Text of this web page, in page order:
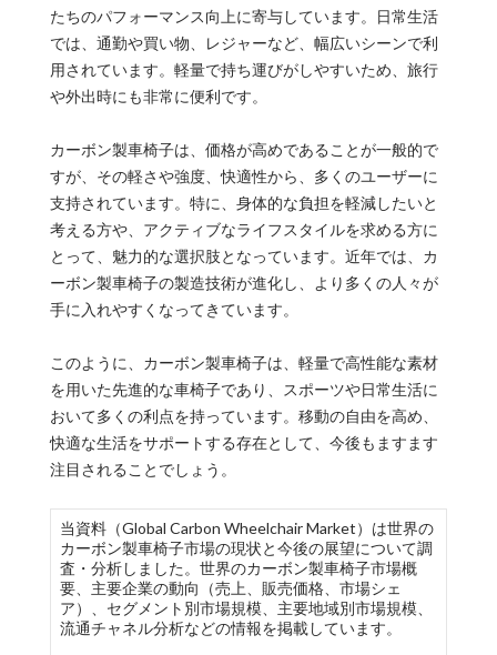
たちのパフォーマンス向上に寄与しています。日常生活
では、通勤や買い物、レジャーなど、幅広いシーンで利
用されています。軽量で持ち運びがしやすいため、旅行
や外出時にも非常に便利です。
カーボン製車椅子は、価格が高めであることが一般的で
すが、その軽さや強度、快適性から、多くのユーザーに
支持されています。特に、身体的な負担を軽減したいと
考える方や、アクティブなライフスタイルを求める方に
とって、魅力的な選択肢となっています。近年では、カ
ーボン製車椅子の製造技術が進化し、より多くの人々が
手に入れやすくなってきています。
このように、カーボン製車椅子は、軽量で高性能な素材
を用いた先進的な車椅子であり、スポーツや日常生活に
おいて多くの利点を持っています。移動の自由を高め、
快適な生活をサポートする存在として、今後もますます
注目されることでしょう。
当資料（Global Carbon Wheelchair Market）は世界の
カーボン製車椅子市場の現状と今後の展望について調
査・分析しました。世界のカーボン製車椅子市場概
要、主要企業の動向（売上、販売価格、市場シェ
ア）、セグメント別市場規模、主要地域別市場規模、
流通チャネル分析などの情報を掲載しています。